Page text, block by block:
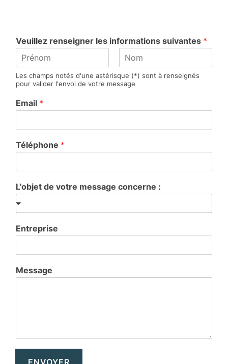
Veuillez renseigner les informations suivantes *
r
é
o
m
o
m
Les champs notés d'une astérisque (*) sont à renseignés
pour valider l'envoi de votre message
Email *
Téléphone *
L'objet de votre message concerne :
Entreprise
Message